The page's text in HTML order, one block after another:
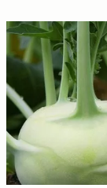
7. Das Beet
8. Der
9. Die
Paprika
Pastinake
Porree/ Lauch
Radieschen
Tomatensamen